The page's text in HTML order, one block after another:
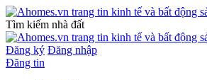
Tìm kiếm nhà đất
Đăng ký Đăng nhập
Đăng tin